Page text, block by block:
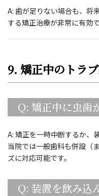
A: 歯が足りない場合も、将
する矯正治療が非常に有効で
9. 矯正中のトラ
Q: 矯正中に虫歯
A: 矯正を一時中断するか、
当院では一般歯科も併設（
ズに対応可能です。
Q: 装置を飲み込